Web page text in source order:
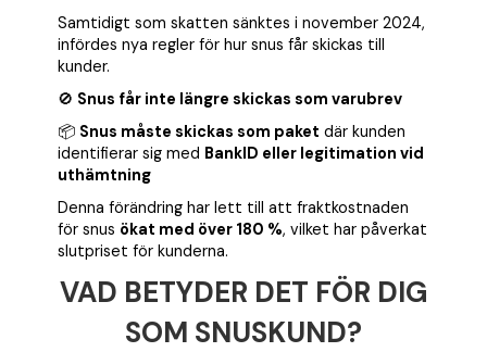
Samtidigt som skatten sänktes i november 2024,
infördes nya regler för hur snus får skickas till
kunder.
🚫 Snus får inte längre skickas som varubrev
📦 Snus måste skickas som paket där kunden
identifierar sig med BankID eller legitimation vid
uthämtning
Denna förändring har lett till att fraktkostnaden
för snus ökat med över 180 %, vilket har påverkat
slutpriset för kunderna.
VAD BETYDER DET FÖR DIG
SOM SNUSKUND?